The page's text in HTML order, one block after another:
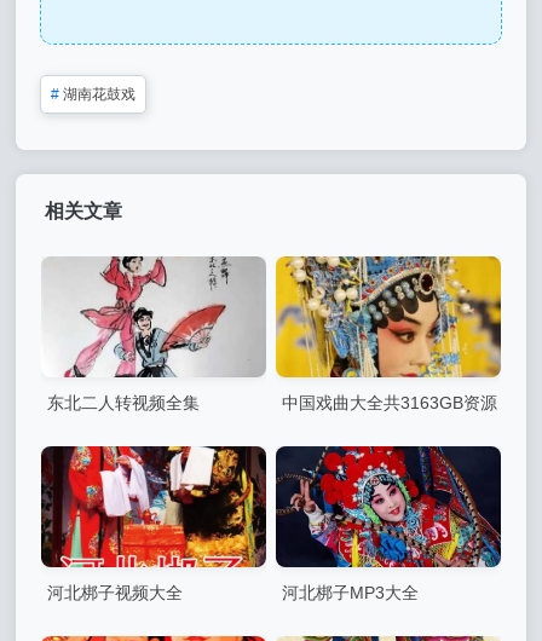
# 湖南花鼓戏
相关文章
东北二人转视频全集
中国戏曲大全共3163GB资源
FLV/AVI/MP4/MP3格式）
河北梆子视频大全 河北梆子MP3大全